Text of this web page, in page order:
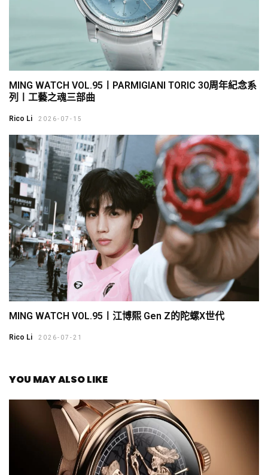
MING WATCH VOL.95〡PARMIGIANI TORIC 30周年紀念系
列〡工藝之魂三部曲
Rico Li 2026-07-15
MING WATCH VOL.95〡江博熙 Gen Z的陀螺X世代
Rico Li 2026-07-21
YOU MAY ALSO LIKE